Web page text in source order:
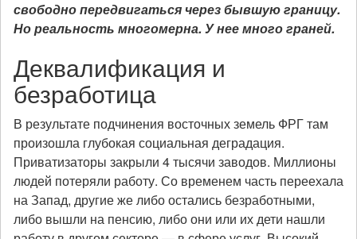
свободно передвигаться через бывшую границу.
Но реальность многомерна. У нее много граней.
Деквалификация и
безработица
В результате подчинения восточных земель ФРГ там
произошла глубокая социальная деградация.
Приватизаторы закрыли 4 тысячи заводов. Миллионы
людей потеряли работу. Со временем часть переехала
на Запад, другие же либо остались безработными,
либо вышли на пенсию, либо они или их дети нашли